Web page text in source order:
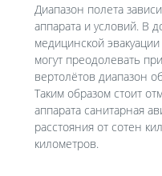
Диапазон полета
аппарата и условий. В
медицинской
могут преодолевать
вертолётов диапазон
Таким образом стоит
аппарата санитарная
расстояния от сотен
километров.